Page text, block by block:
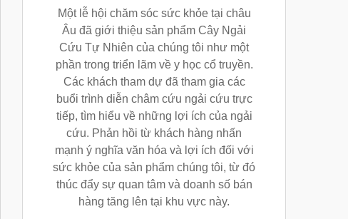
Một lễ hội chăm sóc sức khỏe tại châu
Âu đã giới thiệu sản phẩm Cây Ngải
Cứu Tự Nhiên của chúng tôi như một
phần trong triển lãm về y học cổ truyền.
Các khách tham dự đã tham gia các
buổi trình diễn châm cứu ngải cứu trực
tiếp, tìm hiểu về những lợi ích của ngải
cứu. Phản hồi từ khách hàng nhấn
mạnh ý nghĩa văn hóa và lợi ích đối với
sức khỏe của sản phẩm chúng tôi, từ đó
thúc đẩy sự quan tâm và doanh số bán
hàng tăng lên tại khu vực này.